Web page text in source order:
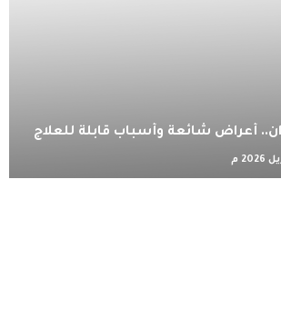
أعراض شائعة وأسباب قابلة للعلاج